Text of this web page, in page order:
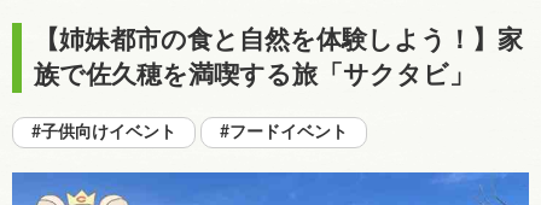
【姉妹都市の食と自然を体験しよう！】家
族で佐久穂を満喫する旅「サクタビ」
#子供向けイベント #フードイベント